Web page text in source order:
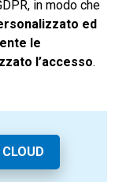
in modo che
ed
le
l’accesso.